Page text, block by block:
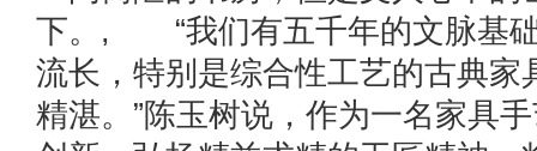
下。, “我们有五千年的文脉基
流长，特别是综合性工艺的古典家
精湛。”陈玉树说，作为一名家具